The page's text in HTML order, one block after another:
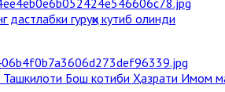
дастлабки гуруҳи кутиб олинди
Ташкилоти Бош котиби Ҳазрати Имом